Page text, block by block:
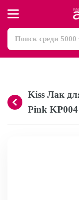
Kiss Лак
Pink KP004